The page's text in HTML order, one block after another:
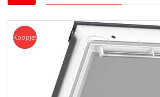
Koopje
Koopje!